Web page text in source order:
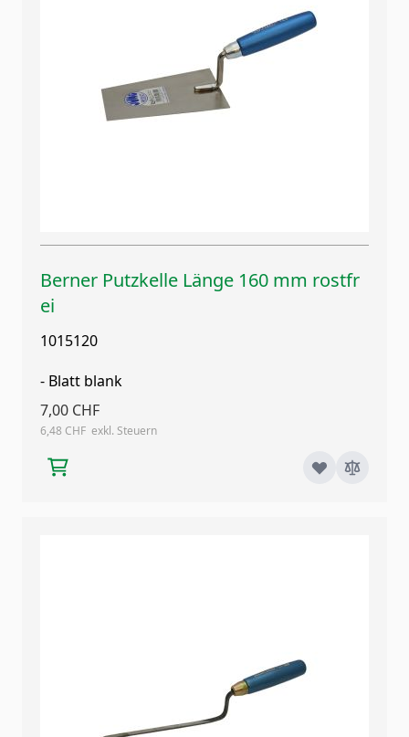
Berner Putzkelle Länge 160 mm rostfr
ei
1015120
- Blatt blank
7,00 CHF
6,48 CHF